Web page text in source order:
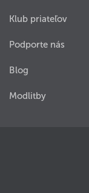
Klub priateľov
Podporte nás
Blog
Modlitby